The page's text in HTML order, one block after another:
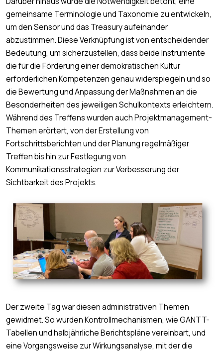
gemeinsame Terminologie und Taxonomie zu entwickeln,
um den Sensor und das Treasury aufeinander
abzustimmen. Diese Verknüpfung ist von entscheidender
Bedeutung, um sicherzustellen, dass beide Instrumente
die für die Förderung einer demokratischen Kultur
erforderlichen Kompetenzen genau widerspiegeln und so
die Bewertung und Anpassung der Maßnahmen an die
Besonderheiten des jeweiligen Schulkontexts erleichtern.
Während des Treffens wurden auch Projektmanagement-
Themen erörtert, von der Erstellung von
Fortschrittsberichten und der Planung regelmäßiger
Treffen bis hin zur Festlegung von
Kommunikationsstrategien zur Verbesserung der
Sichtbarkeit des Projekts.
Der zweite Tag war diesen administrativen Themen
gewidmet. So wurden Kontrollmechanismen, wie GANTT-
Tabellen und halbjährliche Berichtspläne vereinbart, und
eine Vorgangsweise zur Wirkungsanalyse, mit der die